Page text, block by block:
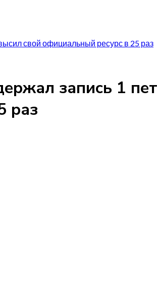
свой официальный ресурс в 25 раз
запись 1
раз